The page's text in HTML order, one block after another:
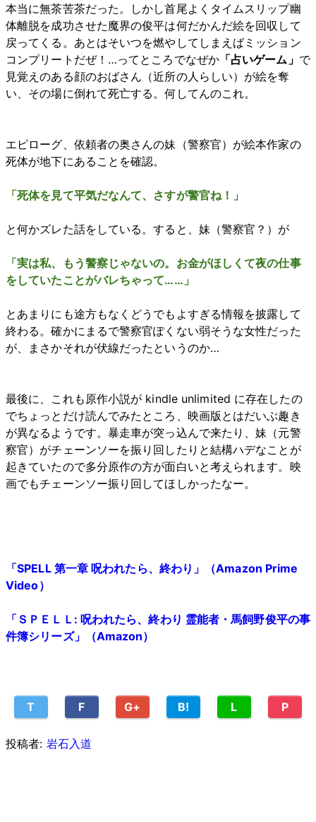
本当に無茶苦茶だった。しかし首尾よくタイムスリップ幽
体離脱を成功させた魔界の俊平は何だかんだ絵を回収して
戻ってくる。あとはそいつを燃やしてしまえばミッション
コンプリートだぜ！…ってところでなぜか「占いゲーム」 で
見覚えのある顔のおばさん（近所の人らしい）が絵を奪
い、その場に倒れて死亡する。何してんのこれ。
エピローグ、依頼者の奥さんの妹（警察官）が絵本作家の
死体が地下にあることを確認。
「死体を見て平気だなんて、さすが警官ね！」
と何かズレた話をしている。すると、妹（警察官？）が
「実は私、もう警察じゃないの。お金がほしくて夜の仕事
をしていたことがバレちゃって……」
とあまりにも途方もなくどうでもよすぎる情報を披露して
終わる。確かにまるで警察官ぽくない弱そうな女性だった
が、まさかそれが伏線だったというのか…
最後に、これも原作小説が kindle unlimited に存在したの
でちょっとだけ読んでみたところ、映画版とはだいぶ趣き
が異なるようです。暴走車が突っ込んで来たり、妹（元警
察官）がチェーンソーを振り回したりと結構ハデなことが
起きていたので多分原作の方が面白いと考えられます。映
画でもチェーンソー振り回してほしかったなー。
「SPELL 第一章 呪われたら、終わり」（Amazon Prime
Video）
「ＳＰＥＬＬ: 呪われたら、終わり 霊能者・馬飼野俊平の事
件簿シリーズ」（Amazon）
T F G+ B! L P
投稿者: 岩石入道